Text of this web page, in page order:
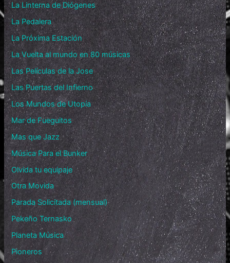
La Linterna de Diógenes
La Pedalera
La Próxima Estación
La Vuelta al mundo en 80 músicas
Las Películas de la Jose
Las Puertas del Infierno
Los Mundos de Utopía
Mar de Fueguitos
Mas que Jazz
Música Para el Bunker
Olvida tu equipaje
Otra Movida
Parada Solicitada (mensual)
Pekeño Ternasko
Planeta Música
Pioneros